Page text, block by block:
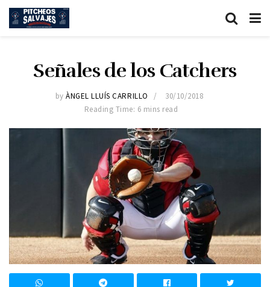
Señales de los Catchers
by ÀNGEL LLUÍS CARRILLO
30/10/2018
Reading Time: 6 mins read